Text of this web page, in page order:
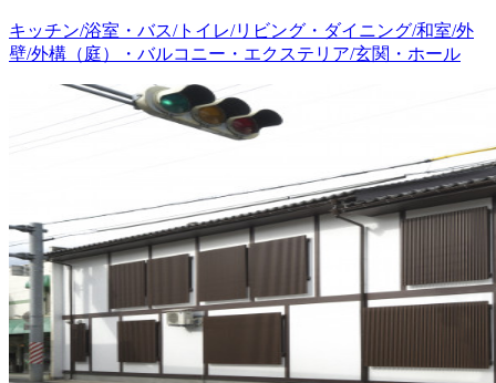
キッチン/浴室・バス/トイレ/リビング・ダイニング/和室/外
壁/外構（庭）・バルコニー・エクステリア/玄関・ホール